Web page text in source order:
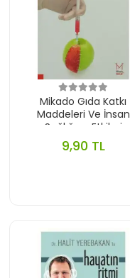
Mikado Gıda Katkı
Maddeleri Ve İnsan
Sağlığına Etkileri
9,90 TL